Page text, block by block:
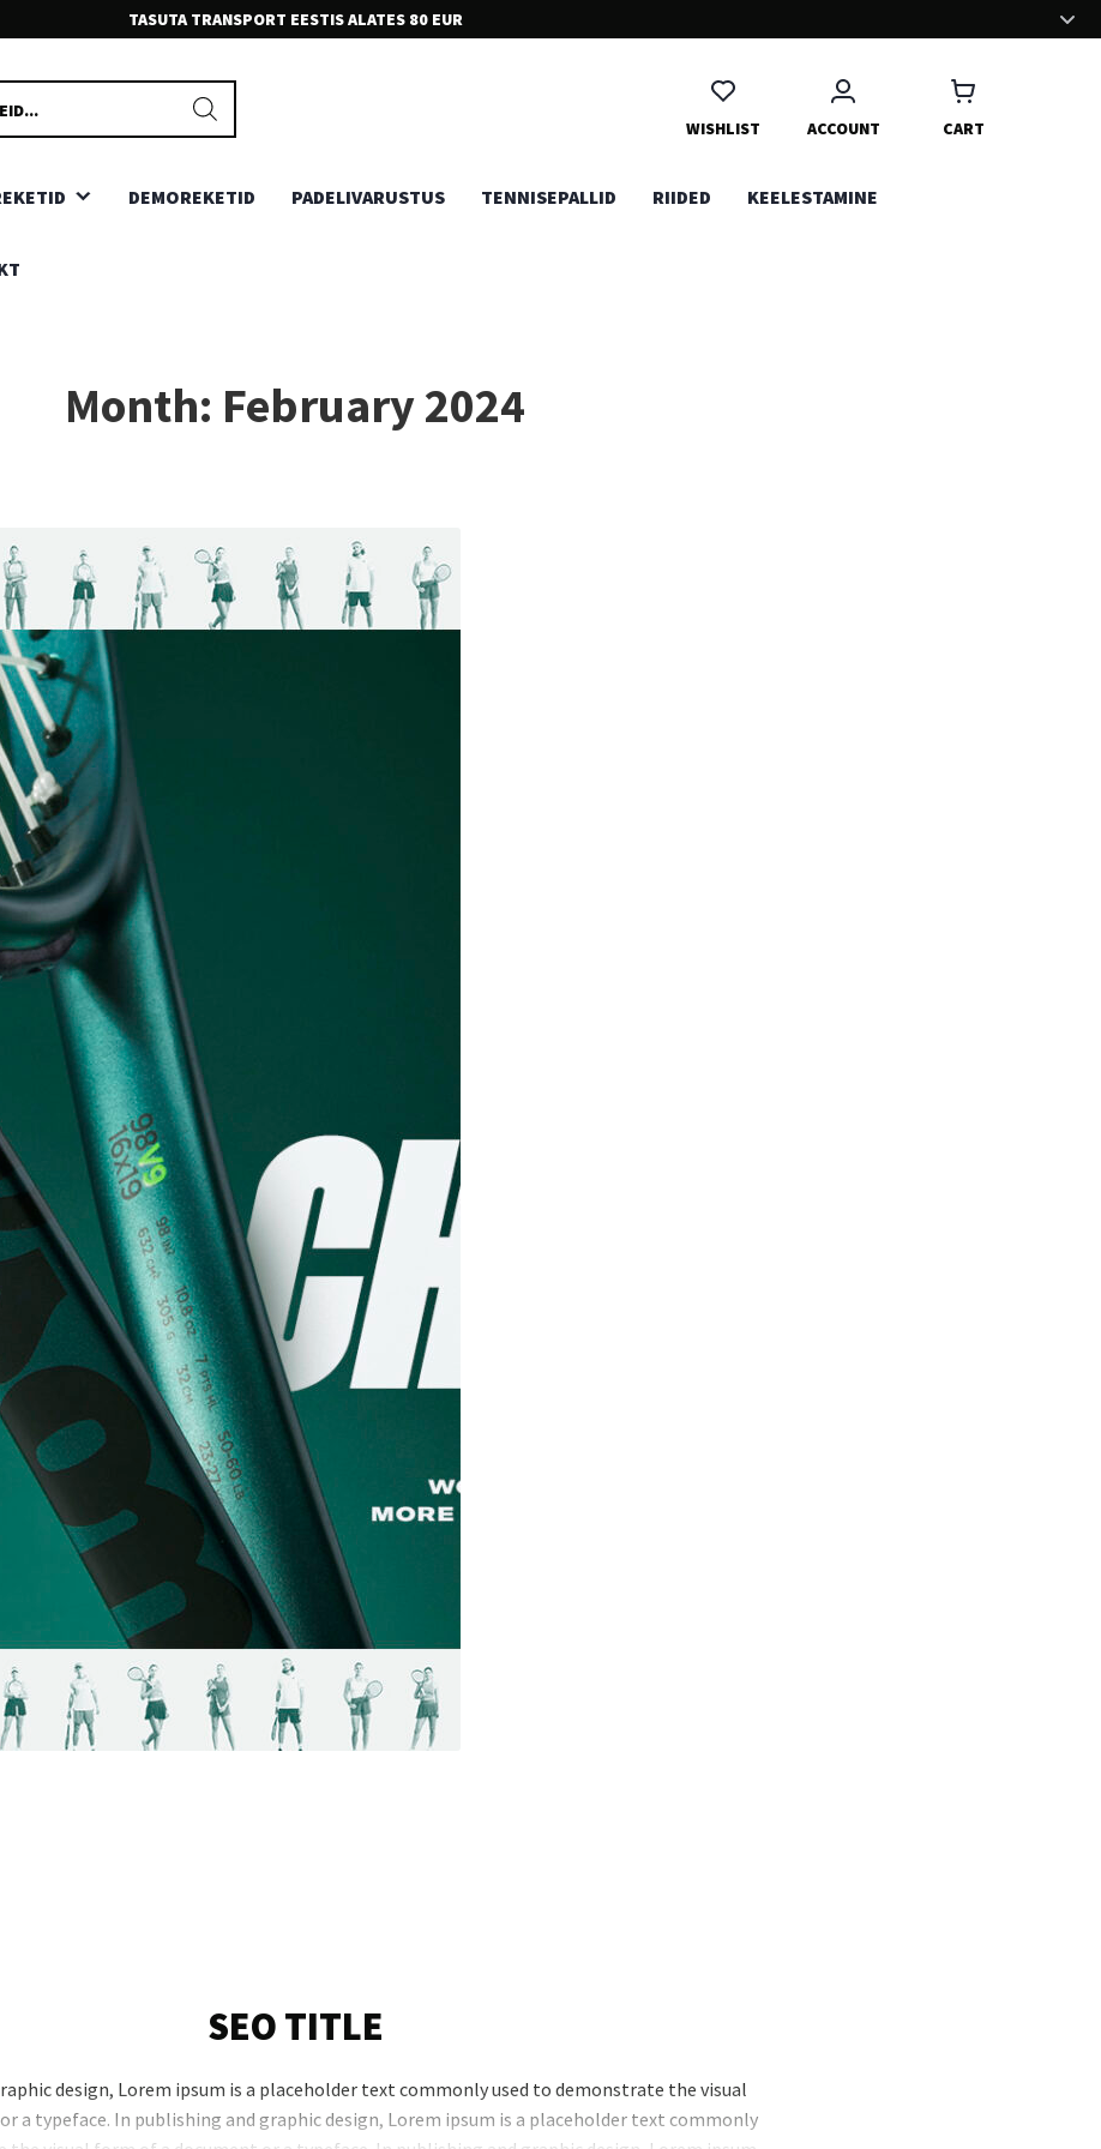
TASUTA TRANSPORT EESTIS ALATES 80 EUR
Meie teenindajad on sõbralikud ja ootavad Sinu kõnesid ja
kirjasid. Võta julgesti ühendust.
Oleme panustanud palju aega ja energiat, et ostukogemus Sinu
WISHLIST
ACCOUNT CART
DEMOREKETID PADELIVARUSTUS TENNISEPALLID RIIDED KEELESTAMINE
Month: February 2024
SEO TITLE
design, Lorem ipsum is a placeholder text commonly used to demonstrate the visual
a typeface. In publishing and graphic design, Lorem ipsum is a placeholder text commonly